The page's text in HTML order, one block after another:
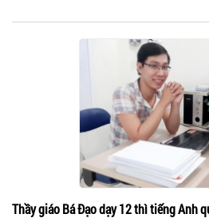
Thầy giáo Bá Đạo dạy 12 thì tiếng Anh